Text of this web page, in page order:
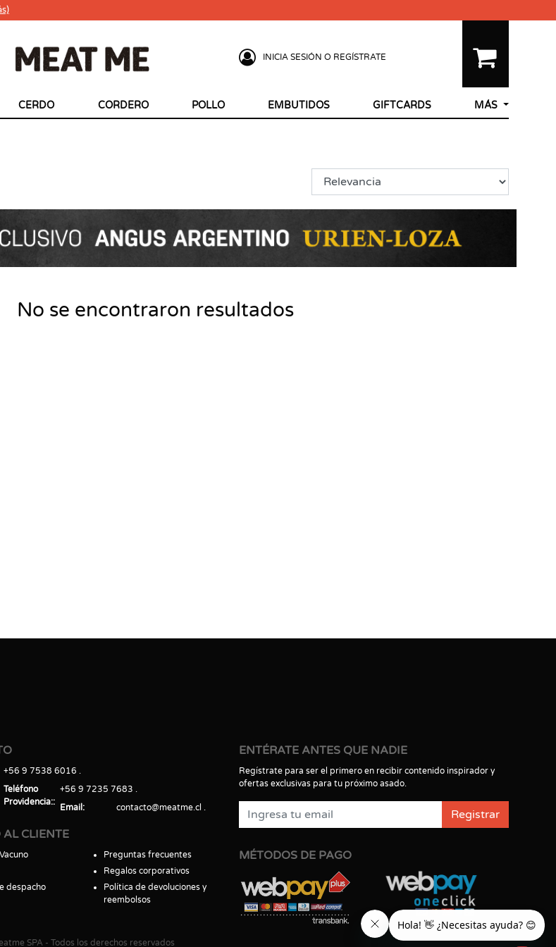
INICIA SESIÓN O REGÍSTRATE
CERDO CORDERO POLLO EMBUTIDOS GIFTCARDS MÁS
No se encontraron resultados
+56 9 7538 6016
Teléfono
Providencia:
+56 9 7235 7683
Email
contacto@meatme.cl
AL CLIENTE
despacho
Preguntas frecuentes
Regalos corporativos
Política de devoluciones y
reembolsos
ENTÉRATE ANTES QUE NADIE
Regístrate para ser el primero en recibir contenido inspirador y
ofertas exclusivas para tu próximo asado.
Registrar
MÉTODOS DE PAGO
SPA - Todos los derechos reservados